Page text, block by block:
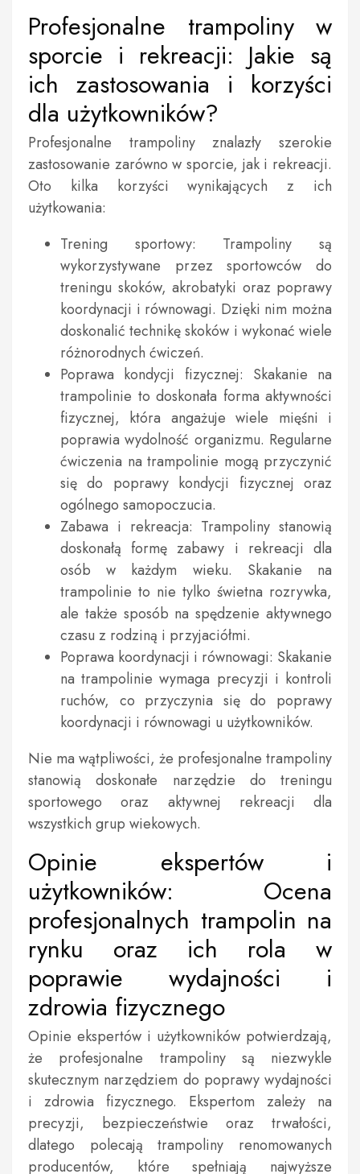
Profesjonalne trampoliny w
sporcie i rekreacji: Jakie są
ich zastosowania i korzyści
dla użytkowników?
Profesjonalne trampoliny znalazły szerokie
zastosowanie zarówno w sporcie, jak i rekreacji.
Oto kilka korzyści wynikających z ich
użytkowania:
Trening sportowy: Trampoliny są
wykorzystywane przez sportowców do
treningu skoków, akrobatyki oraz poprawy
koordynacji i równowagi. Dzięki nim można
doskonalić technikę skoków i wykonać wiele
różnorodnych ćwiczeń.
Poprawa kondycji fizycznej: Skakanie na
trampolinie to doskonała forma aktywności
fizycznej, która angażuje wiele mięśni i
poprawia wydolność organizmu. Regularne
ćwiczenia na trampolinie mogą przyczynić
się do poprawy kondycji fizycznej oraz
ogólnego samopoczucia.
Zabawa i rekreacja: Trampoliny stanowią
doskonałą formę zabawy i rekreacji dla
osób w każdym wieku. Skakanie na
trampolinie to nie tylko świetna rozrywka,
ale także sposób na spędzenie aktywnego
czasu z rodziną i przyjaciółmi.
Poprawa koordynacji i równowagi: Skakanie
na trampolinie wymaga precyzji i kontroli
ruchów, co przyczynia się do poprawy
koordynacji i równowagi u użytkowników.
Nie ma wątpliwości, że profesjonalne trampoliny
stanowią doskonałe narzędzie do treningu
sportowego oraz aktywnej rekreacji dla
wszystkich grup wiekowych.
Opinie ekspertów i
użytkowników: Ocena
profesjonalnych trampolin na
rynku oraz ich rola w
poprawie wydajności i
zdrowia fizycznego
Opinie ekspertów i użytkowników potwierdzają,
że profesjonalne trampoliny są niezwykle
skutecznym narzędziem do poprawy wydajności
i zdrowia fizycznego. Ekspertom zależy na
precyzji, bezpieczeństwie oraz trwałości,
dlatego polecają trampoliny renomowanych
producentów, które spełniają najwyższe